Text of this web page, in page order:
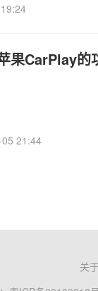
果CarPlay的
21:44
关